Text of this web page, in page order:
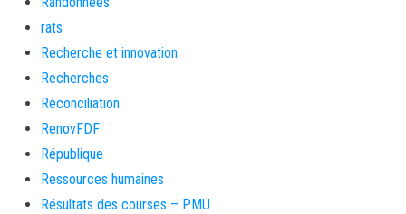
rats
Recherche et innovation
Recherches
Réconciliation
RenovFDF
République
Ressources humaines
Résultats des courses – PMU